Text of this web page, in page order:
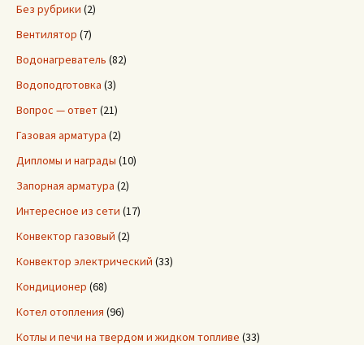
Без рубрики (2)
Вентилятор (7)
Водонагреватель (82)
Водоподготовка (3)
Вопрос — ответ(21)
Газовая арматура (2)
Дипломы и награды (10)
Запорная арматура (2)
Интересное из сети (17)
Конвектор газовый (2)
Конвектор электрический (33)
Кондиционер (68)
Котел отопления (96)
Котлы и печи на твердом и жидком топливе (33)